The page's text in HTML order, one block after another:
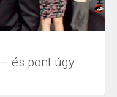
és pont úgy